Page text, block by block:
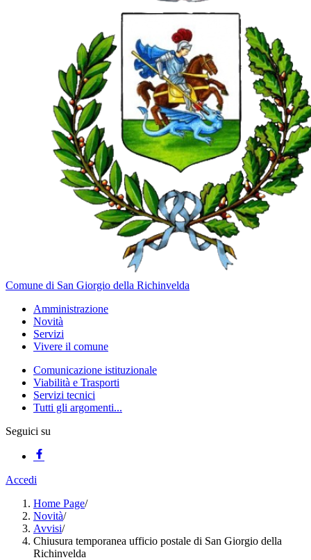
Comune di San Giorgio della Richinvelda
Amministrazione
Novità
Servizi
Vivere il comune
Comunicazione istituzionale
Viabilità e Trasporti
Servizi tecnici
Tutti gli argomenti...
Seguici su
Accedi
Home Page/
Novità/
Avvisi/
Chiusura temporanea ufficio postale di San Giorgio della
Richinvelda